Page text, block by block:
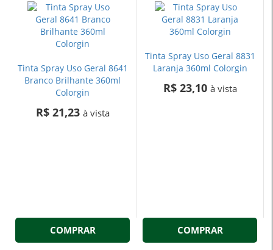
Tinta Spray Uso Geral 8641
Branco Brilhante 360ml
Colorgin
R$ 21,23 à vista
COMPRAR
Tinta Spray Uso Geral 8831
Laranja 360ml Colorgin
R$ 23,10 à vista
COMPRAR